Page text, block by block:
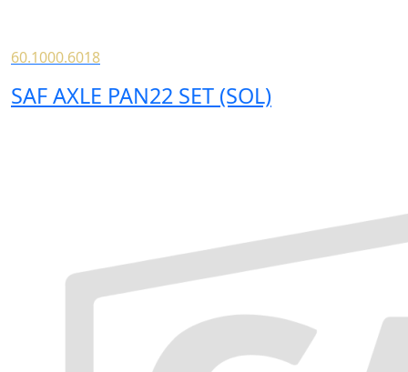
60.1000.6018
SAF AXLE PAN22 SET (SOL)